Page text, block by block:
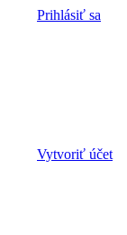
Prihlásiť sa
Vytvoriť účet